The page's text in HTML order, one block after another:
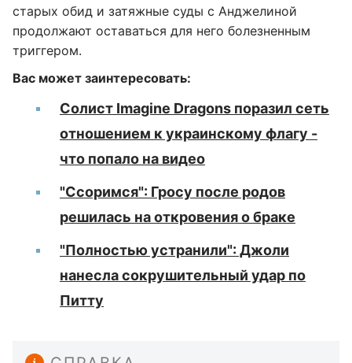
старых обид и затяжные суды с Анджелиной
продолжают оставаться для него болезненным
триггером.
Вас может заинтересовать:
Солист Imagine Dragons поразил сеть
отношением к украинскому флагу -
что попало на видео
"Ссоримся": Гросу после родов
решилась на откровения о браке
"Полностью устранили": Джоли
нанесла сокрушительный удар по
Питту